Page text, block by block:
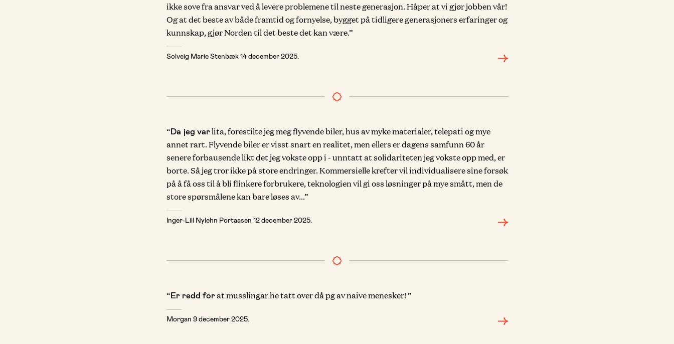
ikke sove fra ansvar ved å levere problemene til neste generasjon. Håper at vi gjør jobben vår!
Og at det beste av både framtid og fornyelse, bygget på tidligere generasjoners erfaringer og
kunnskap, gjør Norden til det beste det kan være.”
Solveig Marie Stenbæk14 december 2025.
“Da jeg varlita, forestilte jeg meg flyvende biler, hus av myke materialer, telepati og mye
annet rart. Flyvende biler er visst snart en realitet, men ellers er dagens samfunn 60 år
senere forbausende likt det jeg vokste opp i - unntatt at solidariteten jeg vokste opp med, er
borte. Så jeg tror ikke på store endringer. Kommersielle krefter vil individualisere sine forsøk
på å få oss til å bli flinkere forbrukere, teknologien vil gi oss løsninger på mye smått, men de
store spørsmålene kan bare løses av...”
Inger-Lill Nylehn Portaasen 12 december 2025.
“Er redd forat musslingar he tatt over då pg av naive menesker! ”
Morgan 9 december 2025.